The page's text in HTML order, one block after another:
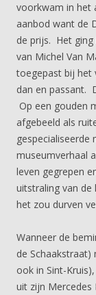
voorkwam in het
aanbod want de
de prijs. Het
van Michel Van
toegepast bij het
dan en passant.
Op een gouden
afgebeeld als
gespecialiseerde
museumverhaal
leven gegrepen
uitstraling van
het zou durven
Wanneer de
de
ook in Sint-
uit zijn Mercedes